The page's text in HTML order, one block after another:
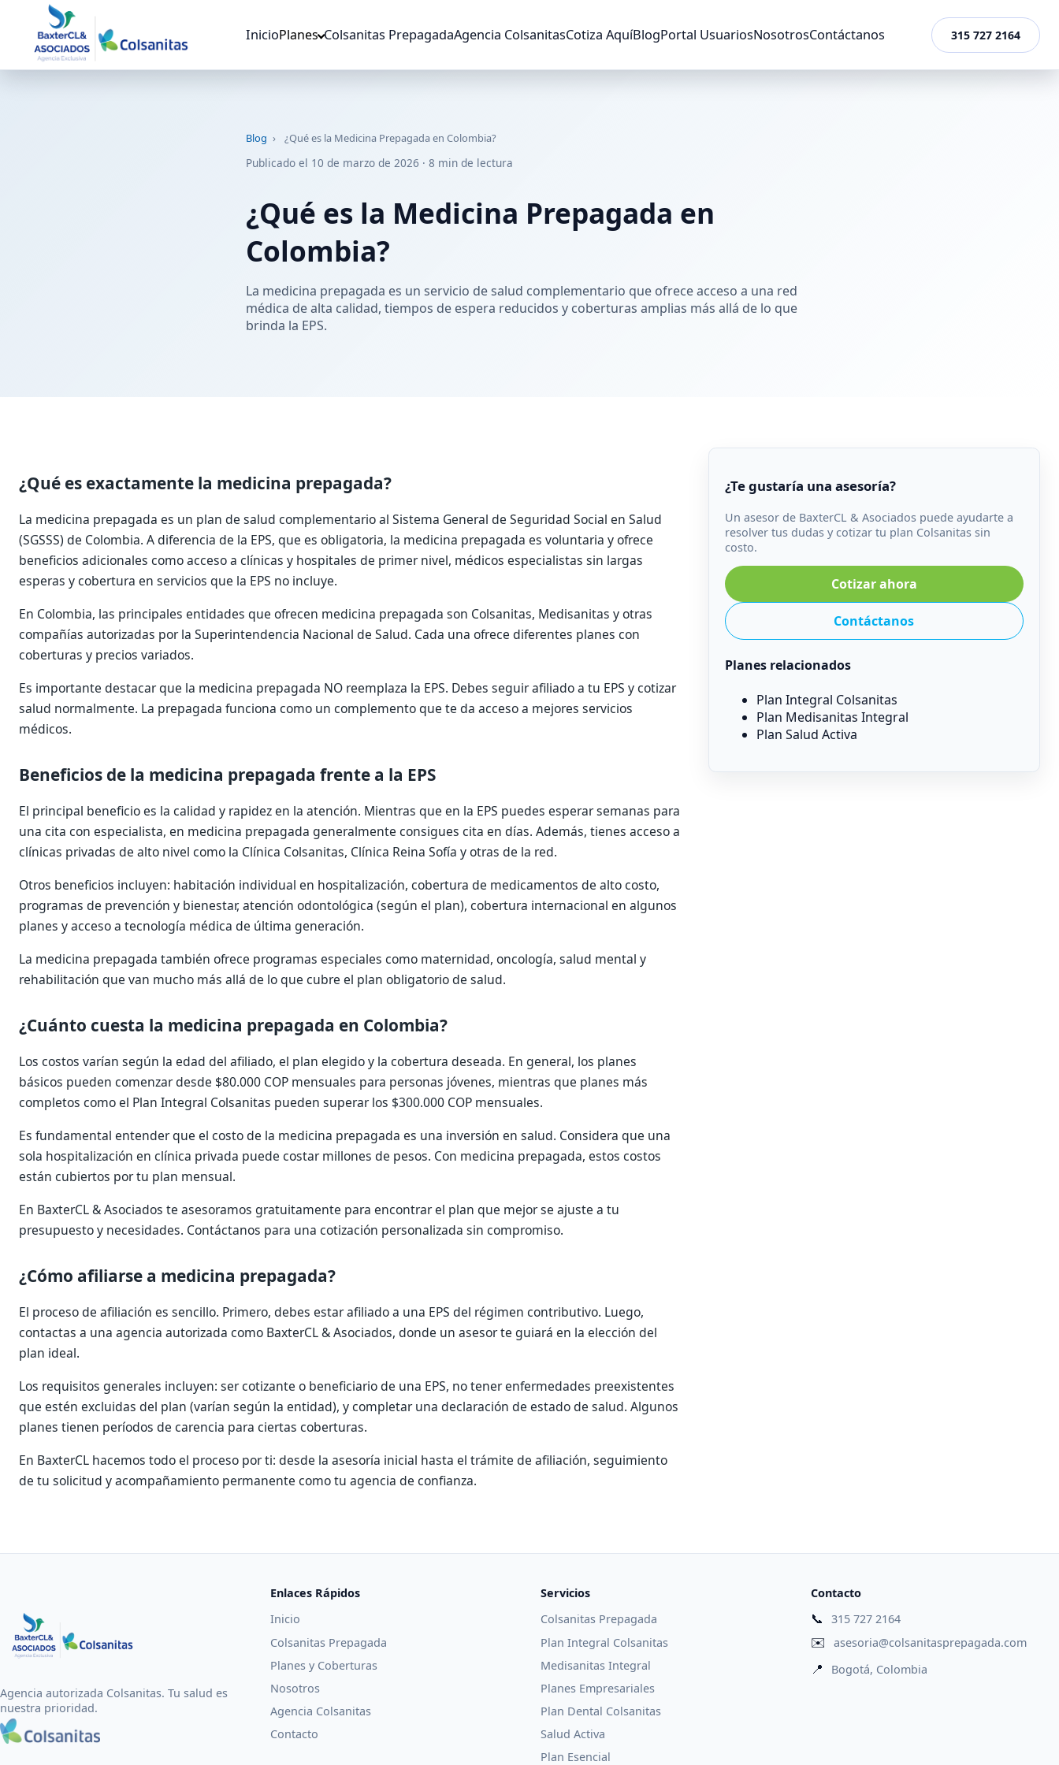
InicioPlanes Colsanitas PrepagadaAgencia ColsanitasCotiza AquíBlogPortal UsuariosNosotrosContáctanos 315 727 2164
Blog › ¿Qué es la Medicina Prepagada en Colombia?
Publicado el 10 de marzo de 2026 · 8 min de lectura
¿Qué es la Medicina Prepagada en
Colombia?
La medicina prepagada es un servicio de salud complementario que ofrece acceso a una red
médica de alta calidad, tiempos de espera reducidos y coberturas amplias más allá de lo que
brinda la EPS.
¿Qué es exactamente la medicina prepagada?
La medicina prepagada es un plan de salud complementario al Sistema General de Seguridad Social en Salud
(SGSSS) de Colombia. A diferencia de la EPS, que es obligatoria, la medicina prepagada es voluntaria y ofrece
beneficios adicionales como acceso a clínicas y hospitales de primer nivel, médicos especialistas sin largas
esperas y cobertura en servicios que la EPS no incluye.
En Colombia, las principales entidades que ofrecen medicina prepagada son Colsanitas, Medisanitas y otras
compañías autorizadas por la Superintendencia Nacional de Salud. Cada una ofrece diferentes planes con
coberturas y precios variados.
Es importante destacar que la medicina prepagada NO reemplaza la EPS. Debes seguir afiliado a tu EPS y cotizar
salud normalmente. La prepagada funciona como un complemento que te da acceso a mejores servicios
médicos.
Beneficios de la medicina prepagada frente a la EPS
El principal beneficio es la calidad y rapidez en la atención. Mientras que en la EPS puedes esperar semanas para
una cita con especialista, en medicina prepagada generalmente consigues cita en días. Además, tienes acceso a
clínicas privadas de alto nivel como la Clínica Colsanitas, Clínica Reina Sofía y otras de la red.
Otros beneficios incluyen: habitación individual en hospitalización, cobertura de medicamentos de alto costo,
programas de prevención y bienestar, atención odontológica (según el plan), cobertura internacional en algunos
planes y acceso a tecnología médica de última generación.
La medicina prepagada también ofrece programas especiales como maternidad, oncología, salud mental y
rehabilitación que van mucho más allá de lo que cubre el plan obligatorio de salud.
¿Cuánto cuesta la medicina prepagada en Colombia?
Los costos varían según la edad del afiliado, el plan elegido y la cobertura deseada. En general, los planes
básicos pueden comenzar desde $80.000 COP mensuales para personas jóvenes, mientras que planes más
completos como el Plan Integral Colsanitas pueden superar los $300.000 COP mensuales.
Es fundamental entender que el costo de la medicina prepagada es una inversión en salud. Considera que una
sola hospitalización en clínica privada puede costar millones de pesos. Con medicina prepagada, estos costos
están cubiertos por tu plan mensual.
En BaxterCL & Asociados te asesoramos gratuitamente para encontrar el plan que mejor se ajuste a tu
presupuesto y necesidades. Contáctanos para una cotización personalizada sin compromiso.
¿Cómo afiliarse a medicina prepagada?
El proceso de afiliación es sencillo. Primero, debes estar afiliado a una EPS del régimen contributivo. Luego,
contactas a una agencia autorizada como BaxterCL & Asociados, donde un asesor te guiará en la elección del
plan ideal.
Los requisitos generales incluyen: ser cotizante o beneficiario de una EPS, no tener enfermedades preexistentes
que estén excluidas del plan (varían según la entidad), y completar una declaración de estado de salud. Algunos
planes tienen períodos de carencia para ciertas coberturas.
En BaxterCL hacemos todo el proceso por ti: desde la asesoría inicial hasta el trámite de afiliación, seguimiento
de tu solicitud y acompañamiento permanente como tu agencia de confianza.
¿Te gustaría una asesoría?
Un asesor de BaxterCL & Asociados puede ayudarte a
resolver tus dudas y cotizar tu plan Colsanitas sin
costo.
Cotizar ahora
Contáctanos
Planes relacionados
Plan Integral Colsanitas
Plan Medisanitas Integral
Plan Salud Activa
Agencia autorizada Colsanitas. Tu salud es
nuestra prioridad.
Enlaces Rápidos
Inicio
Colsanitas Prepagada
Planes y Coberturas
Nosotros
Agencia Colsanitas
Contacto
Servicios
Colsanitas Prepagada
Plan Integral Colsanitas
Medisanitas Integral
Planes Empresariales
Plan Dental Colsanitas
Salud Activa
Plan Esencial
Contacto
📞 315 727 2164
✉️ asesoria@colsanitasprepagada.com
📍 Bogotá, Colombia